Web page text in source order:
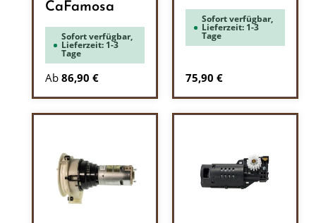
CaFamosa
Sofort verfügbar,
Lieferzeit: 1-3
Tage
Ab 86,90 €
Sofort verfügbar,
Lieferzeit: 1-3
Tage
Regulärer Preis:
75,90 €